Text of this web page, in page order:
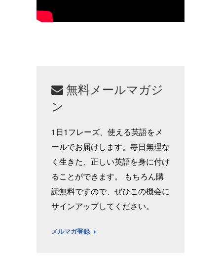
無料メールマガジ
ン
1日1フレーズ、使える英語をメ
ールでお届けします。毎日無理な
く生きた、正しい英語を身に付け
ることができます。 もちろん購
読無料ですので、ぜひこの機会に
サインアップしてください。
メルマガ登録